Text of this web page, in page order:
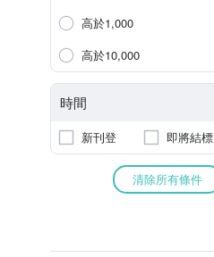
高於1,000
高於10,000
時間
新刊登 即將結標
清除所有條件